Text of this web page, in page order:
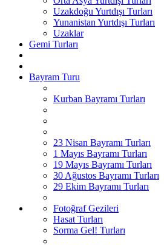
Uzakdoğu Yurtdışı Turları
Yunanistan Yurtdışı Turları
Uzaklar
Gemi Turları
Bayram Turu
Kurban Bayramı Turları
23 Nisan Bayramı Turları
1 Mayıs Bayramı Turları
19 Mayıs Bayramı Turları
30 Ağustos Bayramı Turları
29 Ekim Bayramı Turları
Fotoğraf Gezileri
Hasat Turları
Sorma Gel! Turları